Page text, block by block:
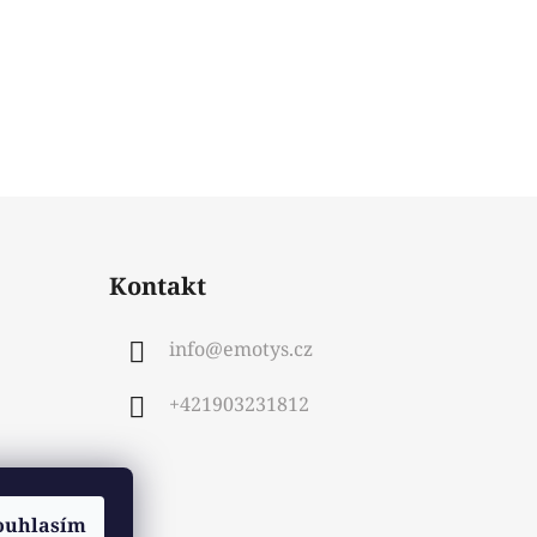
Kontakt
info@emotys.cz
+421903231812